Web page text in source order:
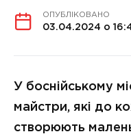
ОПУБЛІКОВАНО
03.04.2024 о
У боснійському
майстри, які до
створюють